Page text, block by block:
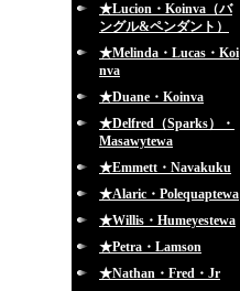
★Lucion・Koinva（バ
ングル&ペンダント）
★Melinda・Lucas・Koi
nva
★Duane・Koinva
★Delfred（Sparks）・
Masawytewa
★Emmett・Navakuku
★Alaric・Polequaptewa
★Willis・Humeyestewa
★Petra・Lamson
★Nathan・Fred・Jr